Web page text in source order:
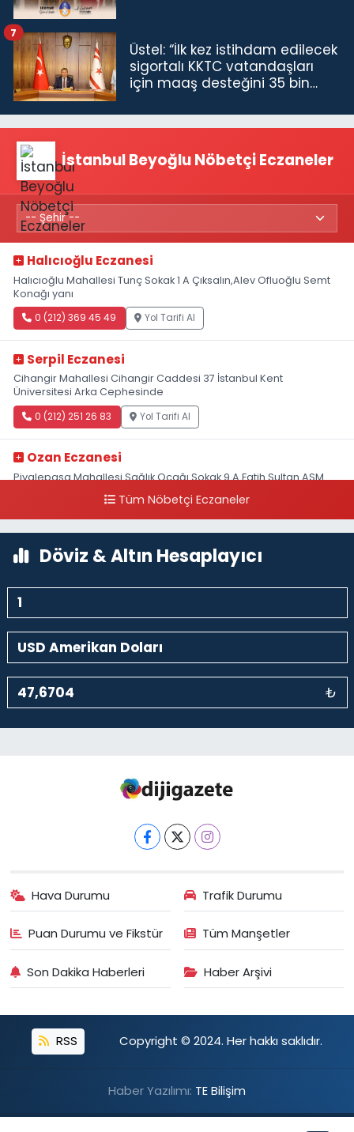
Üstel: “İlk kez istihdam edilecek
sigortalı KKTC vatandaşları
için maaş desteğini 35 bin
7
İstanbul Beyoğlu Nöbetçi Eczaneler
Halıcıoğlu Eczanesi
Halıcıoğlu Mahallesi Tunç Sokak 1 A Çıksalın,Alev Ofluoğlu Semt
Konağı yanı
0 (212) 369 45 49 Yol Tarifi Al
Serpil Eczanesi
Cihangir Mahallesi Cihangir Caddesi 37 İstanbul Kent
Üniversitesi Arka Cephesinde
0 (212) 251 26 83 Yol Tarifi Al
Ozan Eczanesi
Piyalepaşa Mahallesi Sağlık Ocağı Sokak 9 A Fatih Sultan ASM
Tüm Nöbetçi Eczaneler
Döviz & Altın Hesaplayıcı
₺
Hava Durumu Trafik Durumu
Puan Durumu ve Fikstür Tüm Manşetler
Son Dakika Haberleri Haber Arşivi
RSS Copyright © 2024. Her hakkı saklıdır.
Haber Yazılımı: TE Bilişim